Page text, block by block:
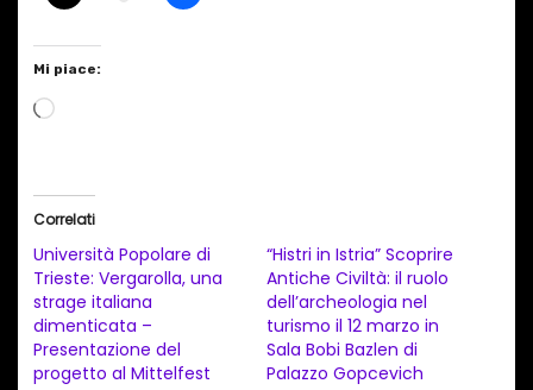
Mi piace:
C
a
m
e
n
Correlati
Università Popolare di
Trieste: Vergarolla, una
strage italiana
dimenticata –
Presentazione del
progetto al Mittelfest
“Histri in Istria” Scoprire
Antiche Civiltà: il ruolo
dell’archeologia nel
turismo il 12 marzo in
Sala Bobi Bazlen di
Palazzo Gopcevich